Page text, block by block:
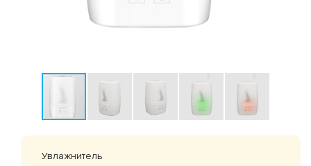
Увлажнитель